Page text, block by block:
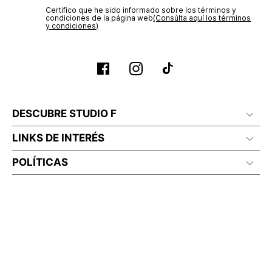
Certifico que he sido informado sobre los términos y
condiciones de la página web‎(Consúlta aquí los términos
y condiciones)
DESCUBRE STUDIO F
LINKS DE INTERÉS
POLÍTICAS